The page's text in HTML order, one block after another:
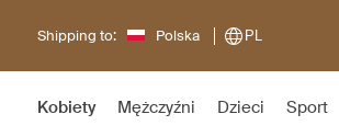
Shipping to: Polska PL
Kobiety Mężczyźni Dzieci Sport